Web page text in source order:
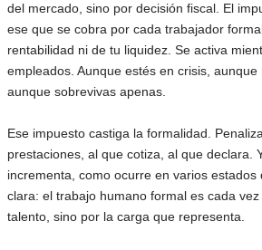
del mercado, sino por decisión fiscal. El
ese que se cobra por cada trabajador
rentabilidad ni de tu liquidez. Se activa
empleados. Aunque estés en crisis, aunque
aunque sobrevivas apenas.
Ese impuesto castiga la formalidad.
prestaciones, al que cotiza, al que declara.
incrementa, como ocurre en varios estados
clara: el trabajo humano formal es cada
talento, sino por la carga que representa.